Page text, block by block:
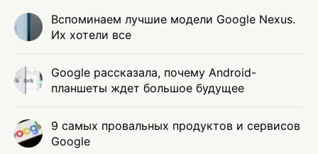
Вспоминаем лучшие модели Google Nexus.
Их хотели все
Google рассказала, почему Android-
планшеты ждет большое будущее
9 самых провальных продуктов и сервисов
Google